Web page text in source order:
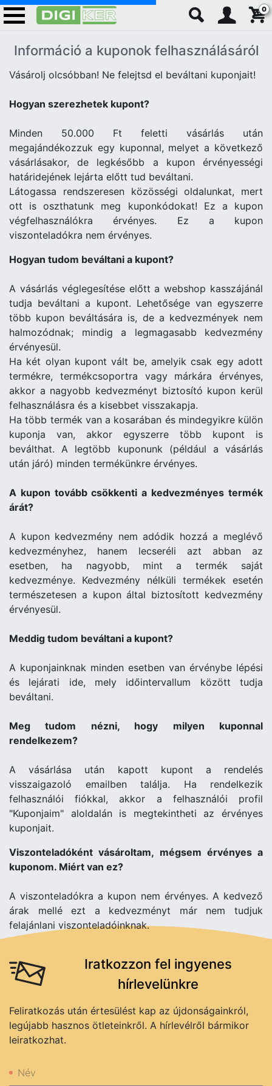
0
Információ a kuponok felhasználásáról
Vásárolj olcsóbban! Ne felejtsd el beváltani kuponjait!
Hogyan szerezhetek kupont?
Minden 50.000 Ft feletti vásárlás után
megajándékozzuk egy kuponnal, melyet a következő
vásárlásakor, de legkésőbb a kupon érvényességi
határidejének lejárta előtt tud beváltani.
Látogassa rendszeresen közösségi oldalunkat, mert
ott is oszthatunk meg kuponkódokat! Ez a kupon
végfelhasználókra érvényes. Ez a kupon
viszonteladókra nem érvényes.
Hogyan tudom beváltani a kupont?
A vásárlás véglegesítése előtt a webshop kasszájánál
tudja beváltani a kupont. Lehetősége van egyszerre
több kupon beváltására is, de a kedvezmények nem
halmozódnak; mindig a legmagasabb kedvezmény
érvényesül.
Ha két olyan kupont vált be, amelyik csak egy adott
termékre, termékcsoportra vagy márkára érvényes,
akkor a nagyobb kedvezményt biztosító kupon kerül
felhasználásra és a kisebbet visszakapja.
Ha több termék van a kosarában és mindegyikre külön
kuponja van, akkor egyszerre több kupont is
beválthat. A legtöbb kuponunk (például a vásárlás
után járó) minden termékünkre érvényes.
A kupon tovább csökkenti a kedvezményes termék
árát?
A kupon kedvezmény nem adódik hozzá a meglévő
kedvezményhez, hanem lecseréli azt abban az
esetben, ha nagyobb, mint a termék saját
kedvezménye. Kedvezmény nélküli termékek esetén
természetesen a kupon által biztosított kedvezmény
érvényesül.
Meddig tudom beváltani a kupont?
A kuponjainknak minden esetben van érvénybe lépési
és lejárati ide, mely időintervallum között tudja
beváltani.
Meg tudom nézni, hogy milyen kuponnal
rendelkezem?
A vásárlása után kapott kupont a rendelés
visszaigazoló emailben találja. Ha rendelkezik
felhasználói fiókkal, akkor a felhasználói profil
"Kuponjaim" aloldalán is megtekintheti az érvényes
kuponjait.
Viszonteladóként vásároltam, mégsem érvényes a
kuponom. Miért van ez?
A viszonteladókra a kupon nem érvényes. A kedvező
árak mellé ezt a kedvezményt már nem tudjuk
felajánlani viszonteladóinknak.
Iratkozzon fel ingyenes
hírlevelünkre
Feliratkozás után értesülést kap az újdonságainkról,
legújabb hasznos ötleteinkről. A hírlevélről bármikor
leiratkozhat.
Név